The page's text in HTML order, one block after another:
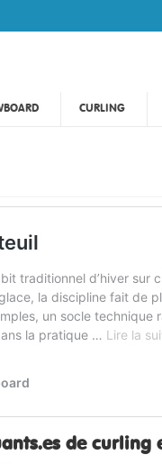
CURLING
de